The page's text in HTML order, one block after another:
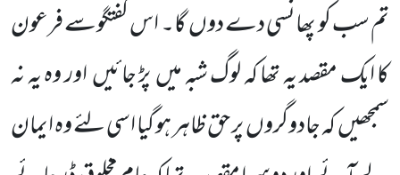
تم سب کو پھانسی دے دوں گا۔ اس گفتگوسے فرعون
کا ایک مقصد یہ تھا کہ لوگ شبہ میں پڑ جائیں اور وہ یہ نہ
سمجھیں کہ جادوگروں پر حق ظاہر ہو گیا اسی لئے وہ ایمان